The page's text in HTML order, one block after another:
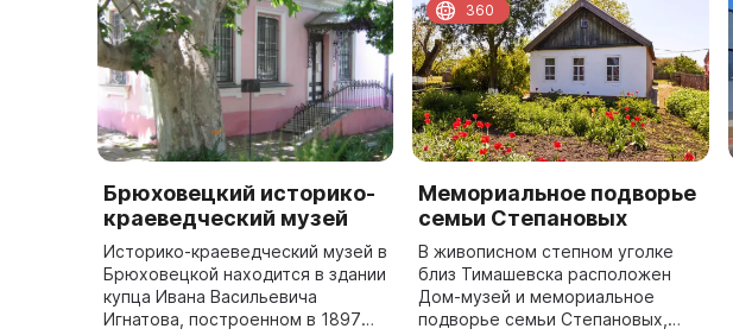
Брюховецкий историко-
краеведческий музей
Историко-краеведческий музей в
Брюховецкой находится в здании
купца Ивана Васильевича
Игнатова, построенном в 1897
Мемориальное подворье
семьи Степановых
В живописном степном уголке
близ Тимашевска расположен
Дом-музей и мемориальное
подворье семьи Степановых,
360